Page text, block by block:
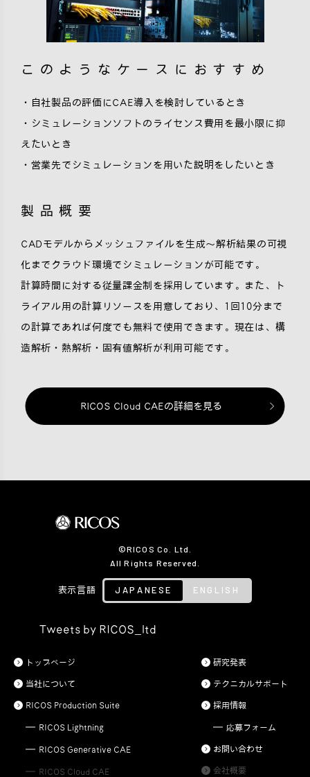
このようなケースにおすすめ
・自社製品の評価にCAE導入を検討しているとき
・シミュレーションソフトのライセンス費用を最小限に抑
えたいとき
・営業先でシミュレーションを用いた説明をしたいとき
製品概要
CADモデルからメッシュファイルを生成〜解析結果の可視
化までクラウド環境でシミュレーションが可能です。
計算時間に対する従量課金制を採用しています。また、ト
ライアル用の計算リソースを用意しており、1回10分まで
の計算であれば何度でも無料で使用できます。現在は、構
造解析・熱解析・固有値解析が利用可能です。
RICOS Cloud CAEの詳細を見る
©RICOS Co. Ltd.
All Rights Reserved.
表示言語 JAPANESE ENGLISH
Tweets by RICOS_ltd
トップページ
当社について
RICOS Production Suite
RICOS Lightning
RICOS Generative CAE
RICOS Cloud CAE
研究発表
テクニカルサポート
採用情報
応募フォーム
お問い合わせ
会社概要